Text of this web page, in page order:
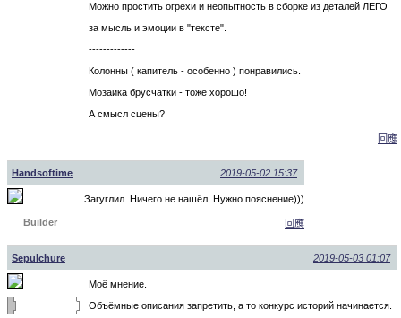
Можно простить огрехи и неопытность в сборке из деталей ЛЕГО
за мысль и эмоции в "тексте".
-------------
Колонны ( капитель - особенно ) понравились.
Мозаика брусчатки - тоже хорошо!
А смысл сцены?
回應
Handsoftime 2019-05-02 15:37
Builder
Загуглил. Ничего не нашёл. Нужно пояснение)))
回應
Sepulchure 2019-05-03 01:07
Моё мнение.
Объёмные описания запретить, а то конкурс историй начинается.